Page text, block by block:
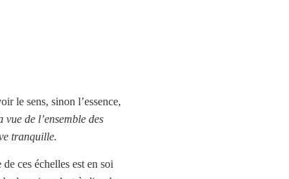
le sens, sinon l’essence,
de l’ensemble des
tranquille.
ces échelles est en soi